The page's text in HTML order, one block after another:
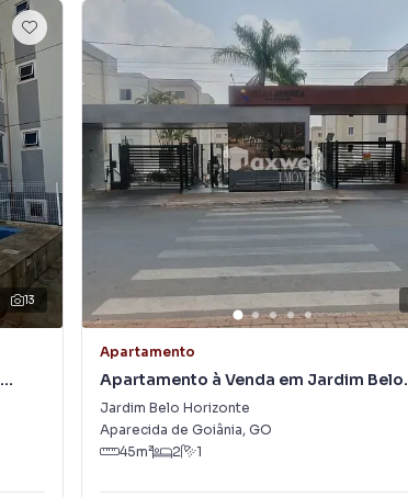
13
Apartamento
Apartamento à Venda em Jardim Belo
Horizonte
Jardim Belo Horizonte
Aparecida de Goiânia, GO
45m² 2 1